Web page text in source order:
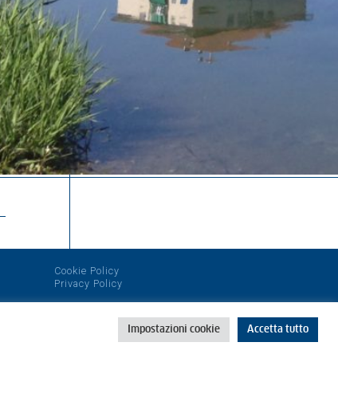
Cookie Policy
Privacy Policy
Impostazioni cookie Accetta tutto